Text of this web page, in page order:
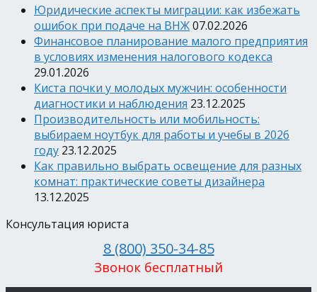
Юридические аспекты миграции: как избежать
ошибок при подаче на ВНЖ07.02.2026
Финансовое планирование малого предприятия
в условиях изменения налогового кодекса
29.01.2026
Киста почки у молодых мужчин: особенности
диагностики и наблюдения 23.12.2025
Производительность или мобильность:
выбираем ноутбук для работы и учебы в 2026
году 23.12.2025
Как правильно выбрать освещение для разных
комнат: практические советы дизайнера
13.12.2025
Консультация юриста
8 (800) 350-34-85
Звонок бесплатный